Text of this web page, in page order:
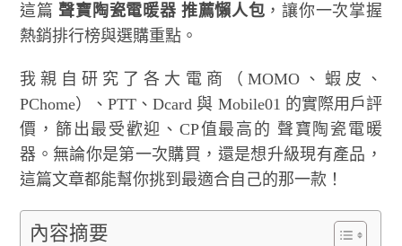
這篇 聲寶陶瓷電暖器 推薦懶人包 ，讓你一次掌握
熱銷排行榜與選購重點。
我親自研究了各大電商（MOMO、蝦皮、
PChome）、PTT、Dcard 與 Mobile01 的實際用戶評
價，篩出最受歡迎、CP值最高的 聲寶陶瓷電暖
器。無論你是第一次購買，還是想升級現有產品，
這篇文章都能幫你挑到最適合自己的那一款！
內容摘要